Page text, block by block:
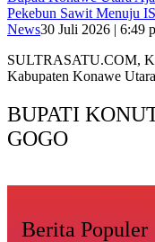
Pekebun Sawit Menuju
News30 Juli 2026 | 6:49
SULTRASATU.COM,
Kabupaten Konawe
BUPATI
GOGO
Berita Populer